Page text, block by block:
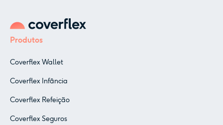
Produtos
Coverflex Wallet
Coverflex Infância
Coverflex Refeição
Coverflex Seguros